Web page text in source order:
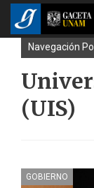
Navegación
(UIS)
GOBIERNO